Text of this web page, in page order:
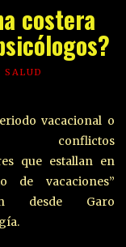
costera
SALUD
vacacional o
conflictos
que estallan en
de vacaciones”
desde Garo